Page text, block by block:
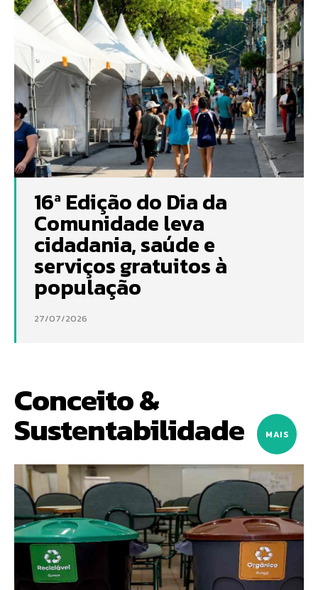
16ª Edição do Dia da
Comunidade leva
cidadania, saúde e
serviços gratuitos à
população
27/07/2026
Conceito &
Sustentabilidade MAIS